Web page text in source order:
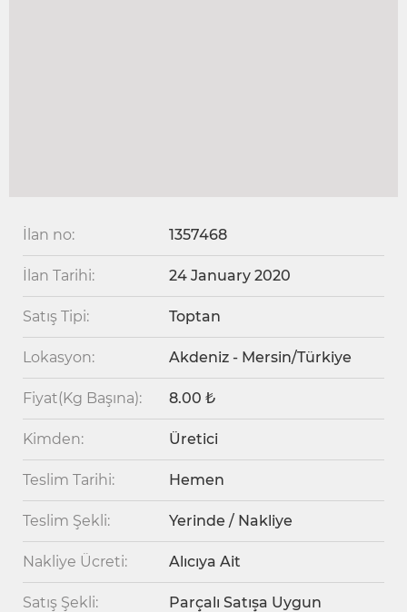
İlan no: 1357468
İlan Tarihi: 24 January 2020
Satış Tipi: Toptan
Lokasyon: Akdeniz - Mersin/Türkiye
Fiyat(Kg Başına): 8.00 ₺
Kimden: Üretici
Teslim Tarihi: Hemen
Teslim Şekli: Yerinde / Nakliye
Nakliye Ücreti: Alıcıya Ait
Satış Şekli: Parçalı Satışa Uygun